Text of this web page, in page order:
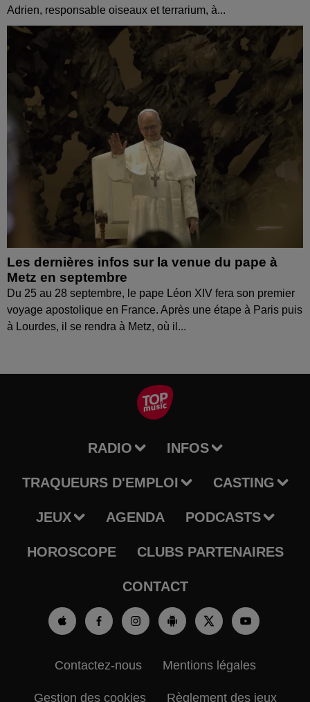
Adrien, responsable oiseaux et terrarium, à...
Les dernières infos sur la venue du pape à
Metz en septembre
Du 25 au 28 septembre, le pape Léon XIV fera son premier
voyage apostolique en France. Après une étape à Paris puis
à Lourdes, il se rendra à Metz, où il...
RADIO INFOS
TRAQUEURS D'EMPLOI CASTING
JEUX AGENDA PODCASTS
HOROSCOPE CLUBS PARTENAIRES
CONTACT
Contactez-nous Mentions légales
Gestion des cookies Règlement des jeux